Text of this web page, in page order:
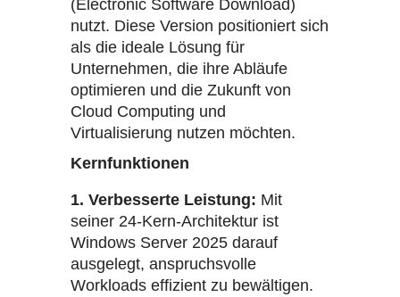
(Electronic Software Download)
nutzt. Diese Version positioniert sich
als die ideale Lösung für
Unternehmen, die ihre Abläufe
optimieren und die Zukunft von
Cloud Computing und
Virtualisierung nutzen möchten.
Kernfunktionen
1. Verbesserte Leistung: Mit
seiner 24-Kern-Architektur ist
Windows Server 2025 darauf
ausgelegt, anspruchsvolle
Workloads effizient zu bewältigen.